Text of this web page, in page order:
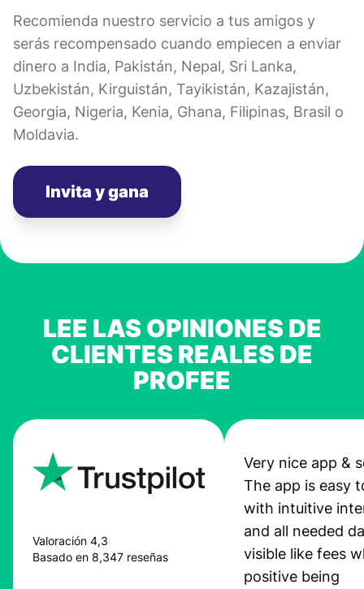
Recomienda nuestro servicio a tus amigos y
serás recompensado cuando empiecen a enviar
dinero a India, Pakistán, Nepal, Sri Lanka,
Uzbekistán, Kirguistán, Tayikistán, Kazajistán,
Georgia, Nigeria, Kenia, Ghana, Filipinas, Brasil o
Moldavia.
Invita y gana
LEE LAS OPINIONES DE
CLIENTES REALES DE
PROFEE
Valoración 4,3
Basado en 8,347 reseñas
Very nice app &
The app is easy
with intuitive
and all needed
visible like fees
positive being